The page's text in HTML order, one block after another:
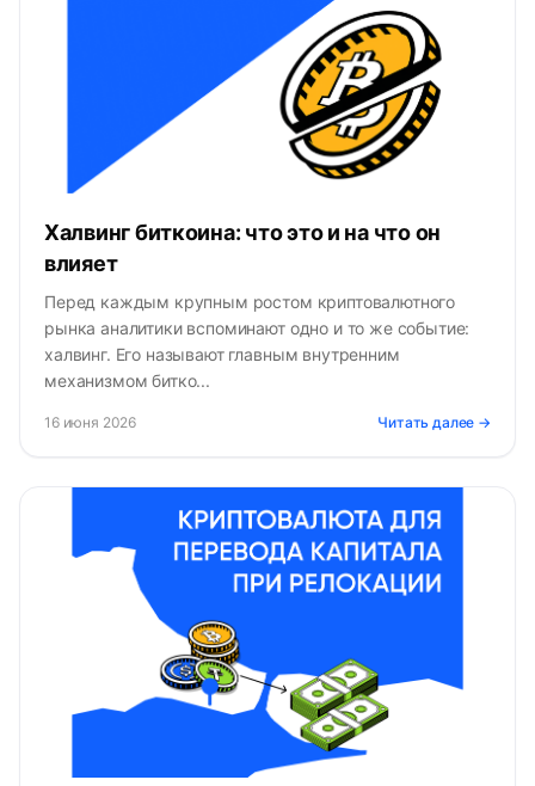
Халвинг биткоина: что это и на что он
влияет
Перед каждым крупным ростом криптовалютного
рынка аналитики вспоминают одно и то же событие:
халвинг. Его называют главным внутренним
механизмом битко...
16 июня 2026 Читать далее →